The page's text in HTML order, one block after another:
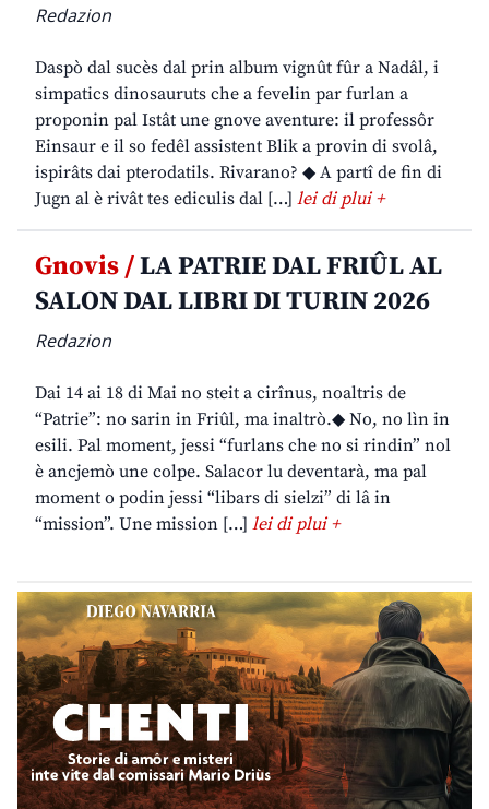
Redazion
Daspò dal sucès dal prin album vignût fûr a Nadâl, i
simpatics dinosauruts che a fevelin par furlan a
proponin pal Istât une gnove aventure: il professôr
Einsaur e il so fedêl assistent Blik a provin di svolâ,
ispirâts dai pterodatils. Rivarano? ◆ A partî de fin di
Jugn al è rivât tes ediculis dal […] lei di plui +
Gnovis /LA PATRIE DAL FRIÛL AL
SALON DAL LIBRI DI TURIN 2026
Redazion
Dai 14 ai 18 di Mai no steit a cirînus, noaltris de
“Patrie”: no sarin in Friûl, ma inaltrò.◆ No, no lìn in
esili. Pal moment, jessi “furlans che no si rindin” nol
è ancjemò une colpe. Salacor lu deventarà, ma pal
moment o podin jessi “libars di sielzi” di lâ in
“mission”. Une mission […] lei di plui +